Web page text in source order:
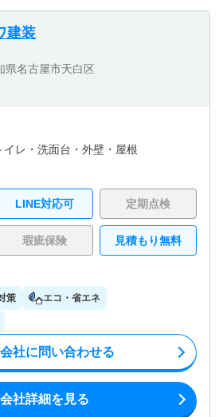
建装
県名古屋市天白区
イレ・ 洗面台・ 外壁・ 屋根
LINE対応可 定期点検
瑕疵保険 見積もり無料
策 エコ・省エネ
社に問い合わせる
会社詳細を見る